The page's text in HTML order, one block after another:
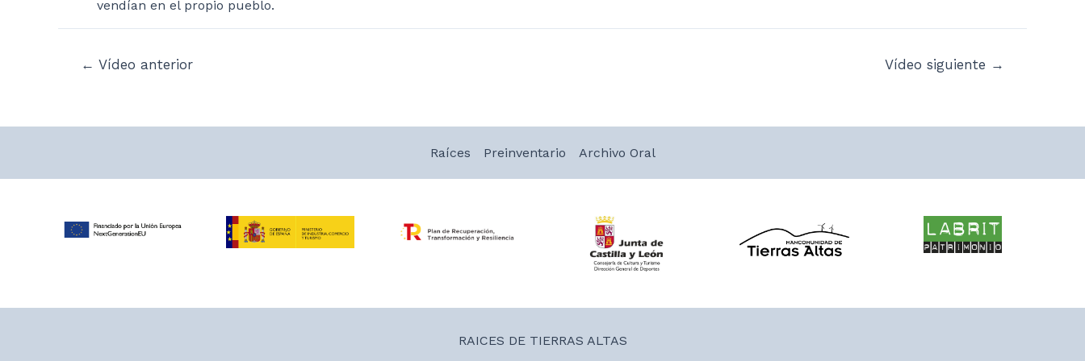
vendían en el propio pueblo.
Navegación
← Vídeo anterior Vídeo siguiente →
Raíces Preinventario Archivo Oral
RAICES DE TIERRAS ALTAS